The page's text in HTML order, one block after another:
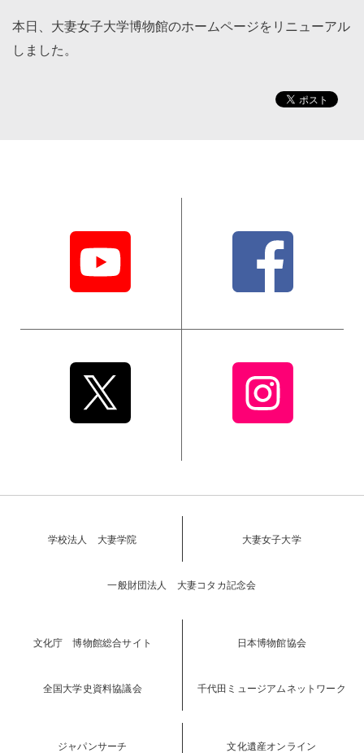
本日、大妻女子大学博物館のホームページをリニューアル
しました。
学校法人 大妻学院 大妻女子大学
一般財団法人 大妻コタカ記念会
文化庁 博物館総合サイト 日本博物館協会
全国大学史資料協議会 千代田ミュージアムネットワーク
ジャパンサーチ 文化遺産オンライン